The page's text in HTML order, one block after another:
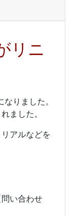
リニ
りました。
ました。
アルなどを
せ